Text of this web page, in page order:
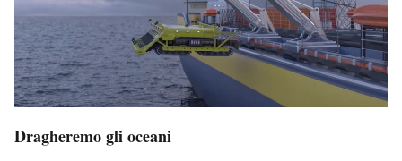
Dragheremo gli oceani